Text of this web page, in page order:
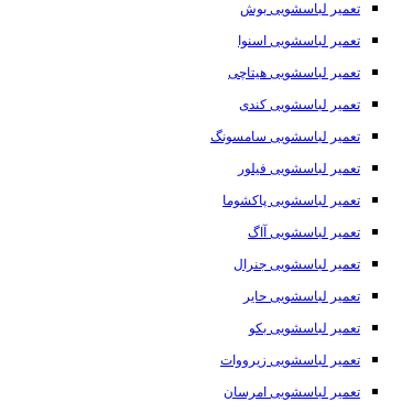
تعمیر لباسشویی بوش
تعمیر لباسشویی اسنوا
تعمیر لباسشویی هیتاچی
تعمیر لباسشویی کندی
تعمیر لباسشویی سامسونگ
تعمیر لباسشویی فیلور
تعمیر لباسشویی پاکشوما
تعمیر لباسشویی آاگ
تعمیر لباسشویی جنرال
تعمیر لباسشویی حایر
تعمیر لباسشویی بکو
تعمیر لباسشویی زیرووات
تعمیر لباسشویی امرسان